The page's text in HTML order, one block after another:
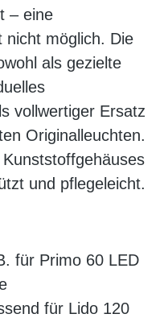
– eine
nicht möglich. Die
als gezielte
vollwertiger Ersatz
Originalleuchten.
und pflegeleicht.
für Primo 60 LED
für Lido 120